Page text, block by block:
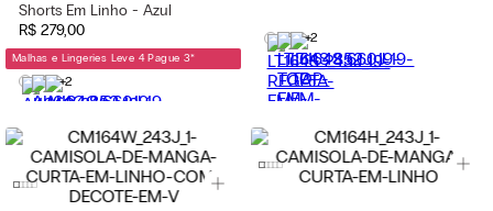
Shorts Em Linho - Azul
R$ 279,00
Malhas e Lingeries Leve 4 Pague 3*
+2
+2